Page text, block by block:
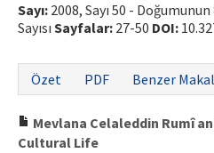
Sayı: 2008, Sayı 50 -
Sayısı Sayfalar: 27-50 DOI:
Özet
PDF Benzer
Mevlana Celaleddin Rumî
Cultural Life